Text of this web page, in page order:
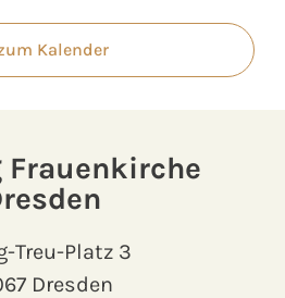
Kalender
Treu-Platz 3
Dresden